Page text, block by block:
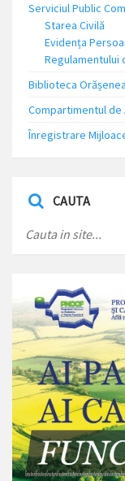
Serviciul Public
Starea Civilă
Evidența
Regulamentului
Biblioteca
Compartimentul de
Înregistrare
CAUTA